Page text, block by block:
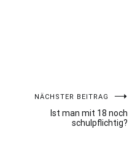
NÄCHSTER BEITRAG
Ist man mit 18 noch
schulpflichtig?